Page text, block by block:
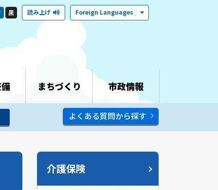
黒 読み上げ Foreign Languages
まちづくり 市政情報
よくある質問から探す
介護保険